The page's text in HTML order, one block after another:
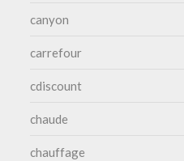
canyon
carrefour
cdiscount
chaude
chauffage